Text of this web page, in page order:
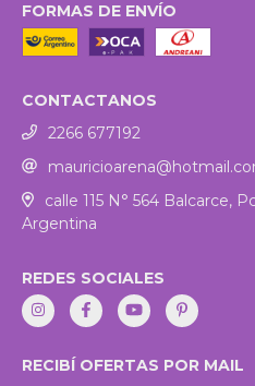
FORMAS DE ENVÍO
CONTACTANOS
2266 677192
calle 115 N° 564 Balcarce,
Argentina
REDES SOCIALES
RECIBÍ OFERTAS POR MAIL